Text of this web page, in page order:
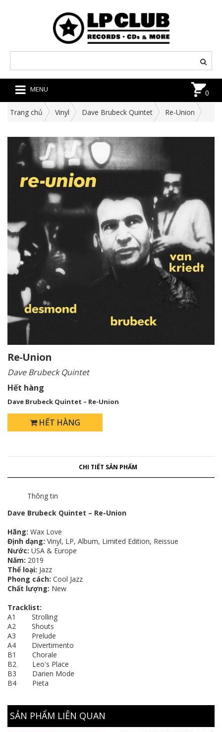
MENU 0
Trang chủ Vinyl Dave Brubeck Quintet Re-Union
Re-Union
Dave Brubeck Quintet
Hết hàng
Dave Brubeck Quintet – Re-Union
HẾT HÀNG
CHI TIẾT SẢN PHẨM
Thông tin
Dave Brubeck Quintet – Re-Union
Hãng: Wax Love
Định dạng: Vinyl, LP, Album, Limited Edition, Reissue
Nước: USA & Europe
Năm: 2019
Thể loại: Jazz
Phong cách: Cool Jazz
Chất lượng: New
Tracklist:
A1 Strolling
A2 Shouts
A3 Prelude
A4 Divertimento
B1 Chorale
B2 Leo's Place
B3 Darien Mode
B4 Pieta
SẢN PHẨM LIÊN QUAN